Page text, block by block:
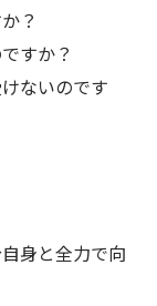
？
すか？
ないのです
身と全力で向